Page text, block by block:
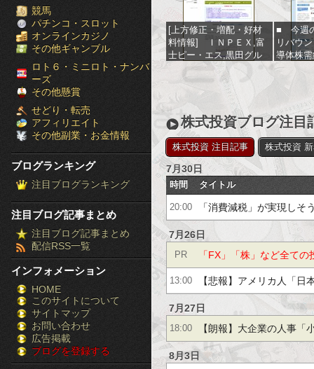
ナ
［ブ
ロ
グ
ラ
ン
キ
ン
グ］-
株
FX
競
馬
競馬
パチンコ・スロット
オンラインカジノ
その他ギャンブル
ロト６・ミニロト・ナンバ
ーズ
その他懸賞
せどり・転売
アフィリエイト
その他副業・お金情報
ブログランキング
注目ブログランキング
注目ブログ記事まとめ
注目ブログ記事まとめ
配信RSS一覧
インフォメーション
HOME
このサイトについて
サイトマップ
お問い合わせ
広告掲載
ブログを登録する
[上方修正・増配・好材
料情報] ＩＮＰＥＸ,富
士ピー・エス,黒田グル
ープ,内外テック,ネクス
トジェン,大阪ソーダ,第
一稀元素化学工業,高圧
ガス工業,戸田工業,三和
油化工業,三菱瓦斯化学,
新日本理化,科研製薬,テ
ルモ,Ｗａｑｏｏ,ノリタ
ケ,マイポックス,三ッ星,
ウィルグループ,リクル
ート,ナガオカ,平田機工,
オーイズミ,サンデン,電
気興業,大同信号,日本電
波工業,日本電子材料,シ
スメックス,松田産業
■ 今週
リバウ
導体株需
株式投資ブログ注目
株式投資 注目記事 株式投資
7月30日
時間 タイトル
20:00 「消費減税」が実現しそ
盛り上がってない理由ｗ
7月26日
PR 「FX」「株」など全て
方のみ必見！投資の失敗
ましょう！
13:00 【悲報】アメリカ人「日
長時間労働を自慢してる
7月27日
18:00 【朗報】大企業の人事「
験のある奴は逃げ癖がつ
8月3日